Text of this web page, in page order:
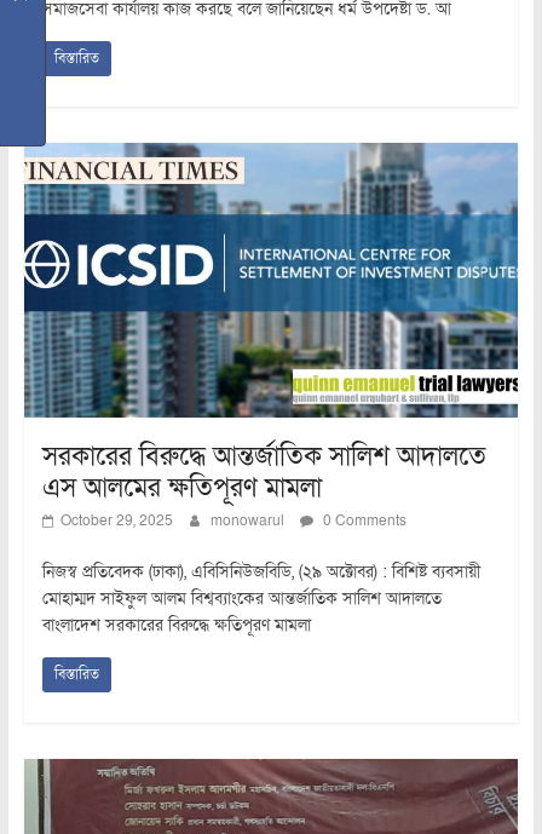
সমাজসেবা কার্যালয় কাজ করছে বলে জানিয়েছেন ধর্ম উপদেষ্টা ড. আ
বিস্তারিত
সরকারের বিরুদ্ধে আন্তর্জাতিক সালিশ আদালতে
এস আলমের ক্ষতিপূরণ মামলা
October 29, 2025 monowarul 0 Comments
নিজস্ব প্রতিবেদক (ঢাকা), এবিসিনিউজবিডি, (২৯ অক্টোবর) : বিশিষ্ট ব্যবসায়ী
মোহাম্মদ সাইফুল আলম বিশ্বব্যাংকের আন্তর্জাতিক সালিশ আদালতে
বাংলাদেশ সরকারের বিরুদ্ধে ক্ষতিপূরণ মামলা
বিস্তারিত